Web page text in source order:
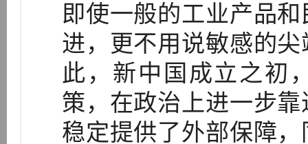
即使一般的工业产品
进，更不用说敏感的
此，新中国成立之初
策，在政治上进一步
稳定提供了外部保障